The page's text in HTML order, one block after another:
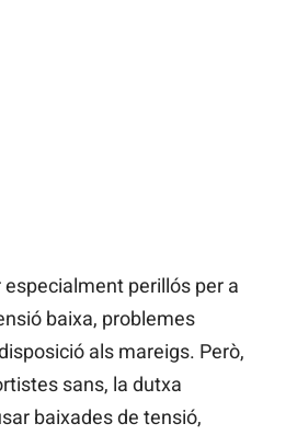
perillós per a
baixa, problemes
als mareigs. Però,
sans, la dutxa
baixades de tensió,